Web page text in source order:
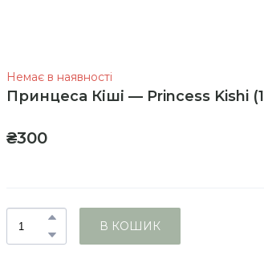
Немає в наявності
Принцеса Кіші — Princess Kishi
₴300
В КОШИК